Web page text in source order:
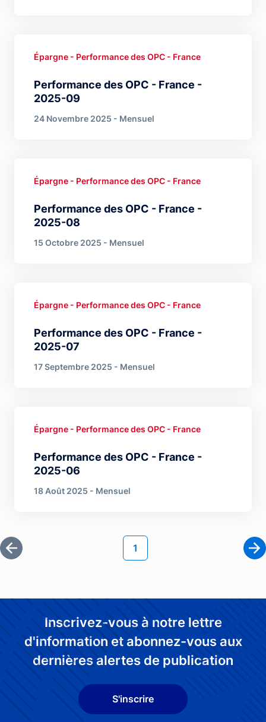
Performance des OPC - France -
2025-09
Épargne - Performance des OPC - France
24 Novembre 2025 - Mensuel
Performance des OPC - France -
2025-08
Épargne - Performance des OPC - France
15 Octobre 2025 - Mensuel
Performance des OPC - France -
2025-07
Épargne - Performance des OPC - France
17 Septembre 2025 - Mensuel
Performance des OPC - France -
2025-06
Épargne - Performance des OPC - France
18 Août 2025 - Mensuel
Première page
Page courante
1
Inscrivez-vous à notre lettre
d'information et abonnez-vous aux
dernières alertes de publication
S'inscrire